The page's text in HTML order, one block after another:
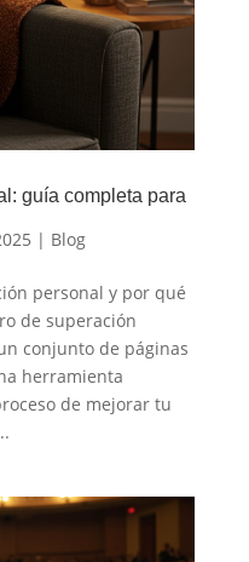
guía completa para
| Blog
personal y por qué
de superación
conjunto de páginas
herramienta
de mejorar tu